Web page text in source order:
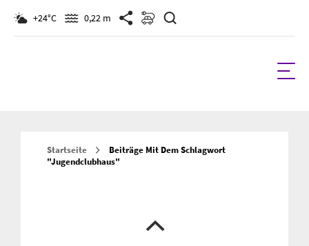
+24°C 0,22 m
Startseite
Beiträge Mit Dem Schlagwort
"jugendclubhaus"